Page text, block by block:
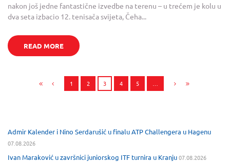
nakon još jedne fantastične izvedbe na terenu – u trećem je kolu u
dva seta izbacio 12. tenisača svijeta, Čeha...
READ MORE
1 2 3 4 5
Admir Kalender i Nino Serdarušić u finalu ATP Challengera u Hagenu
07.08.2026
Ivan Maraković u završnici juniorskog ITF turnira u Kranju07.08.2026